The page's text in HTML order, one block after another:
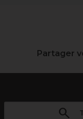
Partager